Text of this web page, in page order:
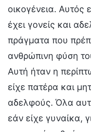
οικογένεια. Αυτός
έχει γονείς και
πράγματα που
ανθρώπινη φύση
Αυτή ήταν η
είχε πατέρα και
αδελφούς. Όλα
εάν είχε γυναίκα,